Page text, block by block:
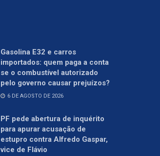
Gasolina E32 e carros
importados: quem paga a conta
se o combustível autorizado
pelo governo causar prejuízos?
6 DE AGOSTO DE 2026
PF pede abertura de inquérito
para apurar acusação de
estupro contra Alfredo Gaspar,
vice de Flávio